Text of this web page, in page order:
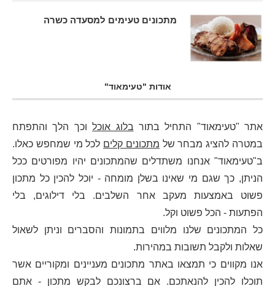
מתכונים טעימים למסעדה כשרה
אודות "טעימאוד"
אתר "טעימאוד" התחיל בתור בלוג אוכלוכך הלך והתפתח
במטרה להציג מבחר של מתכונים קלים לכל מי שמחפש כאלו.
ב"טעימאוד" אנחנו משתדלים שהמתכונים יהיו מפורטים ככל
הניתן, כך שגם מי שאינו בשלן מומחה - יוכל להכין כל מתכון
פשוט באמצעות מעקב אחר השלבים. בלי דילוגים, בלי
הפתעות - הכל פשוט וקל.
כל המתכונים שלנו מלווים בתמונות והסברים וניתן לשאול
שאלות ולקבל תשובות במהירות.
אנו מקווים כי תמצאו באתר מתכונים מעניינים ומקוריים אשר
תוכלו להכין להנאתכם. אם ברצונכם לבקש מתכון - אתם